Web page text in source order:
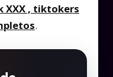
XXX , tiktokers
.